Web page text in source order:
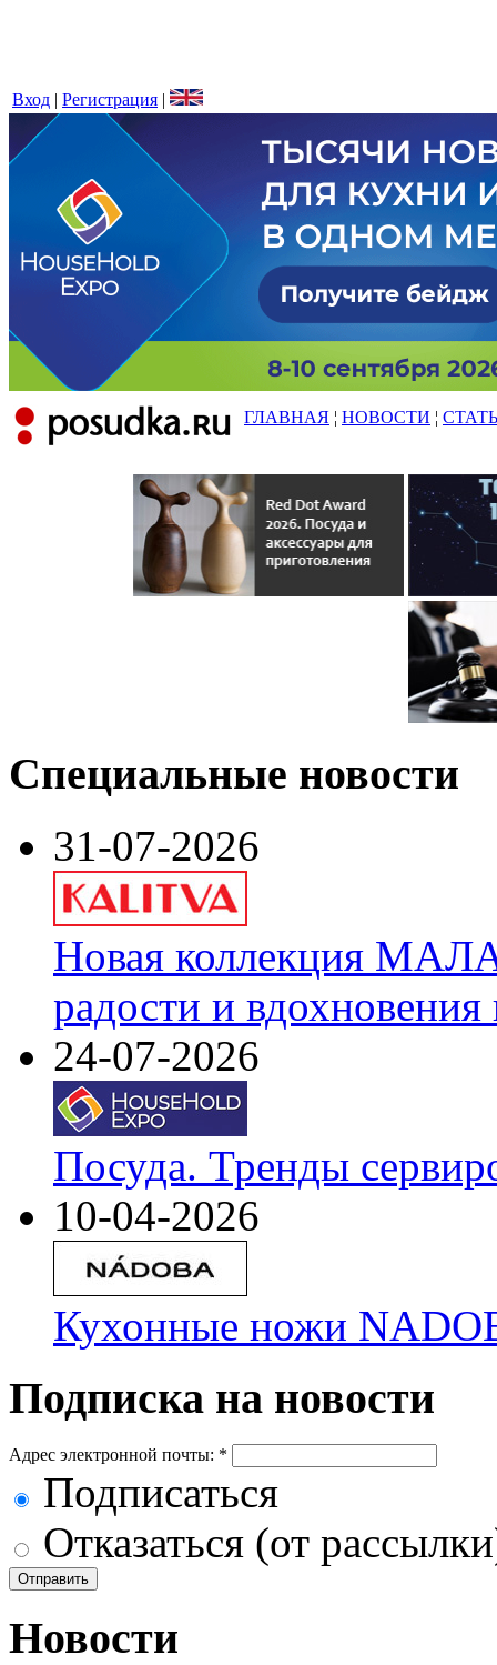
Вход | Регистрация |
ГЛАВНАЯ ¦ НОВОСТИ ¦
Специальные новости
31-07-2026
Новая коллекция
радости и
24-07-2026
Посуда. Тренды
10-04-2026
Кухонные ножи
Подписка на новости
Адрес электронной почты: *
Подписаться
Отказаться (от
Новости